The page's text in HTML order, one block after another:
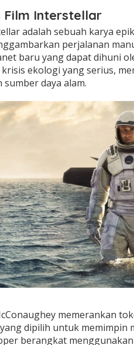
Film Interstellar
adalah sebuah karya
perjalanan
baru yang dapat dihuni
ekologi yang serius,
sumber daya alam.
memerankan
dipilih untuk memimpin
berangkat